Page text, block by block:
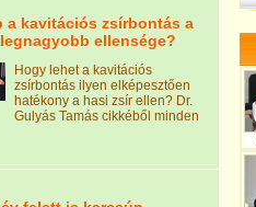
a kavitációs zsírbontás a
ellensége?
Hogy lehet a kavitációs
zsírbontás ilyen elképesztően
hatékony a hasi zsír ellen? Dr.
Gulyás Tamás cikkéből minden